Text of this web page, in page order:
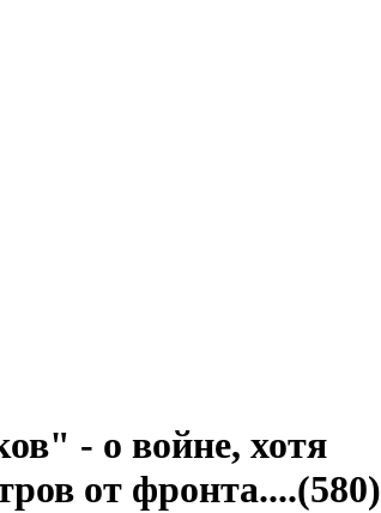
- о войне, хотя
от фронта....(580)